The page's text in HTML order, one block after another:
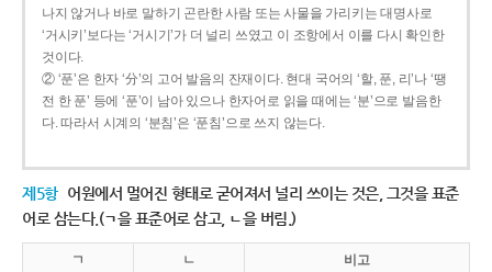
나지 않거나 바로 말하기 곤란한 사람 또는 사물을 가리키는 대명사로
‘거시키’보다는 ‘거시기’가 더 널리 쓰였고 이 조항에서 이를 다시 확인한
것이다.
② ‘푼’은 한자 ‘分’의 고어 발음의 잔재이다. 현대 국어의 ‘할, 푼, 리’나 ‘땡
전 한 푼’ 등에 ‘푼’이 남아 있으나 한자어로 읽을 때에는 ‘분’으로 발음한
다. 따라서 시계의 ‘분침’은 ‘푼침’으로 쓰지 않는다.
제5항 어원에서 멀어진 형태로 굳어져서 널리 쓰이는 것은, 그것을 표준
어로 삼는다.(ㄱ을 표준어로 삼고, ㄴ을 버림.)
ㄱ ㄴ 비고